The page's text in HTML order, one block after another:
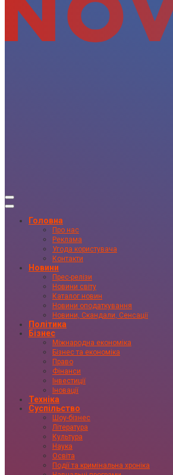
Головна
Про нас
Реклама
Угода користувача
Контакти
Новини
Прес-релізи
Новини світу
Каталог новин
Новини оподаткування
Новини, Скандали, Сенсації
Політика
Бізнес
Міжнародна економіка
Бізнес та економіка
Право
Фінанси
Інвестиції
Іновації
Техніка
Суспільство
Шоу-бізнес
Література
Культура
Наука
Освіта
Події та кримінальна хроніка